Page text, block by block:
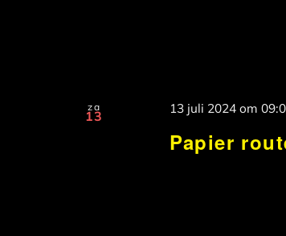
za
13
Papier
13 juli 2024 om